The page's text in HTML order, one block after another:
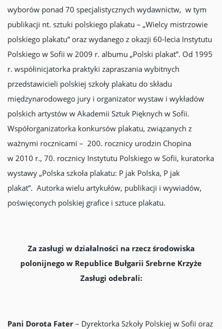
wyborów ponad 70 specjalistycznych wydawnictw, w tym
publikacji nt. sztuki polskiego plakatu – „Wielcy mistrzowie
polskiego plakatu” oraz wydanego z okazji 60-lecia Instytutu
Polskiego w Sofii w 2009 r. albumu „Polski plakat”. Od 1995
r. współinicjatorka praktyki zapraszania wybitnych
przedstawicieli polskiej szkoły plakatu do składu
międzynarodowego jury i organizator wystaw i wykładów
polskich artystów w Akademii Sztuk Pięknych w Sofii.
Współorganizatorka konkursów plakatu, związanych z
ważnymi rocznicami – 200. rocznicy urodzin Chopina
w 2010 r., 70. rocznicy Instytutu Polskiego w Sofii, kuratorka
wystawy „Polska szkoła plakatu: P jak Polska, P jak
plakat”. Autorka wielu artykułów, publikacji i wywiadów,
poświęconych polskiej grafice i sztuce plakatu.
Za zasługi w działalności na rzecz środowiska
polonijnego w Republice Bułgarii Srebrne Krzyże
Zasługi odebrali:
Pani Dorota Fater – Dyrektorka Szkoły Polskiej w Sofii oraz